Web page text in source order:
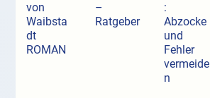
von
Waibsta
dt
ROMAN
–
Ratgeber
:
Abzocke
und
Fehler
vermeide
n